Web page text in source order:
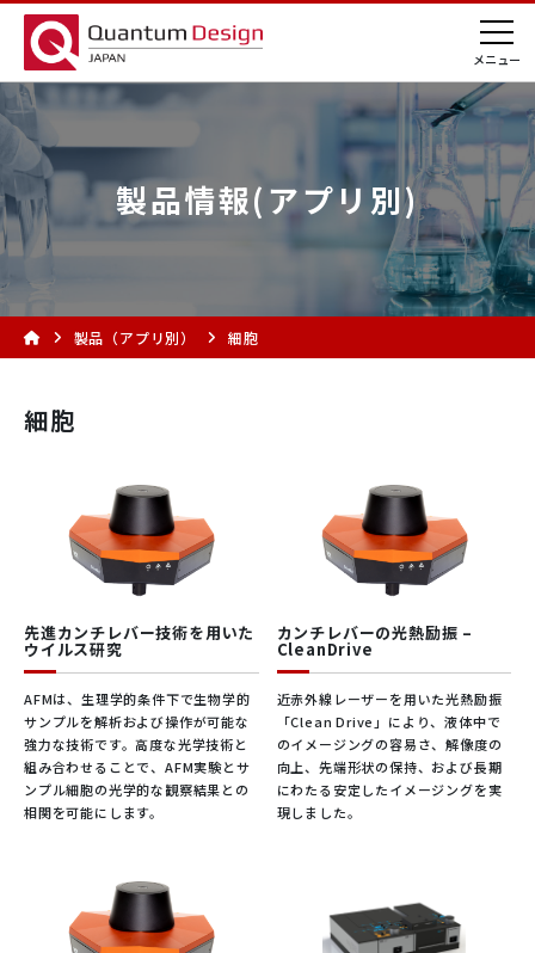
製品情報(アプリ別)
製品（アプリ別） 細胞
細胞
先進カンチレバー技術を用いた
ウイルス研究
AFMは、生理学的条件下で生物学的
サンプルを解析および操作が可能な
強力な技術です。高度な光学技術と
組み合わせることで、AFM実験とサ
ンプル細胞の光学的な観察結果との
相関を可能にします。
カンチレバーの光熱励振 –
CleanDrive
近赤外線レーザーを用いた光熱励振
「Clean Drive」により、液体中で
のイメージングの容易さ、解像度の
向上、先端形状の保持、および長期
にわたる安定したイメージングを実
現しました。